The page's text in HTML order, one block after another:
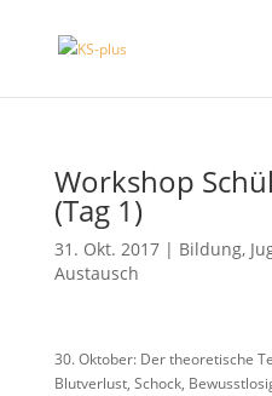
Workshop
(Tag 1)
31. Okt. 2017| Bildung,
Austausch
30. Oktober: Der theoretische
Blutverlust, Schock,